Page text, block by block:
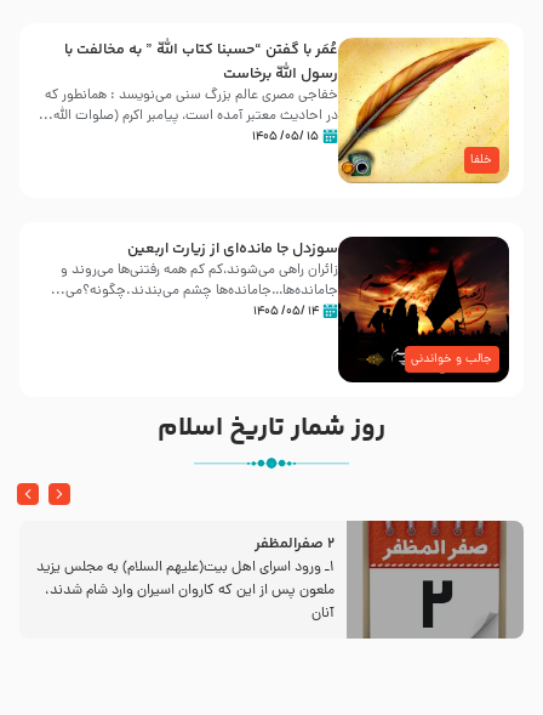
خلفا
عُمَر با گفتن “حسبنا كتاب اللّه ” به مخالفت با
رسول اللّه برخاست
خفاجی مصری عالم بزرگ سنی می‌نویسد : همانطور که
در احادیث معتبر آمده است، پیامبر اکرم (صلوات اللّه...
۱۵ /۰۵/ ۱۴۰۵
جالب و خواندنی
سوزدل جا مانده‌ای از زیارت اربعین
زائران راهی می‌شوند،کم‌ کم همه رفتنی‌ها می‌روند و
جامانده‌ها…جامانده‌ها چشم می‌بندند.چگونه؟می‌...
۱۴ /۰۵/ ۱۴۰۵
روز شمار تاریخ اسلام
2 صفرالمظفر
1ـ ورود اسراى اهل بیت‌(علیهم السلام) به مجلس یزید
ملعون پس از این كه كاروان اسیران وارد شام شدند،
آنان